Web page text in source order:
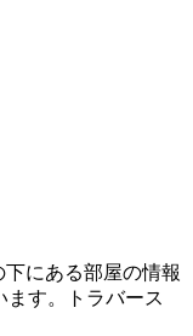
にある部屋の情報
ます。トラバース